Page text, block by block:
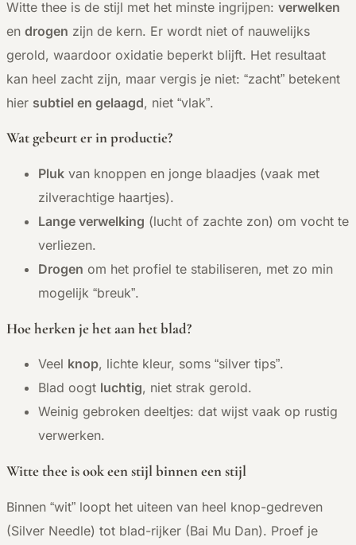
Witte thee is de stijl met het minste ingrijpen: verwelken
en drogen zijn de kern. Er wordt niet of nauwelijks
gerold, waardoor oxidatie beperkt blijft. Het resultaat
kan heel zacht zijn, maar vergis je niet: “zacht” betekent
hier subtiel en gelaagd, niet “vlak”.
Wat gebeurt er in productie?
Pluk van knoppen en jonge blaadjes (vaak met
zilverachtige haartjes).
Lange verwelking (lucht of zachte zon) om vocht te
verliezen.
Drogen om het profiel te stabiliseren, met zo min
mogelijk “breuk”.
Hoe herken je het aan het blad?
Veel knop, lichte kleur, soms “silver tips”.
Blad oogt luchtig, niet strak gerold.
Weinig gebroken deeltjes: dat wijst vaak op rustig
verwerken.
Witte thee is ook een stijl binnen een stijl
Binnen “wit” loopt het uiteen van heel knop-gedreven
(Silver Needle) tot blad-rijker (Bai Mu Dan). Proef je